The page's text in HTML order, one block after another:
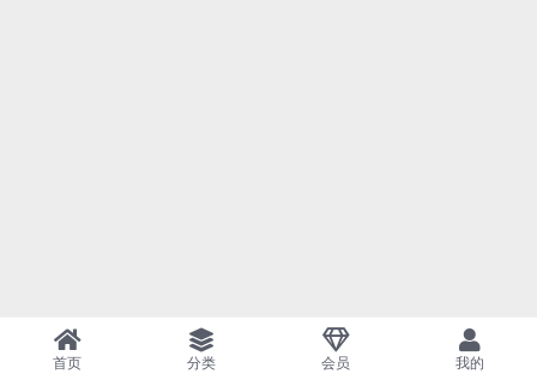
首页 分类 会员 我的